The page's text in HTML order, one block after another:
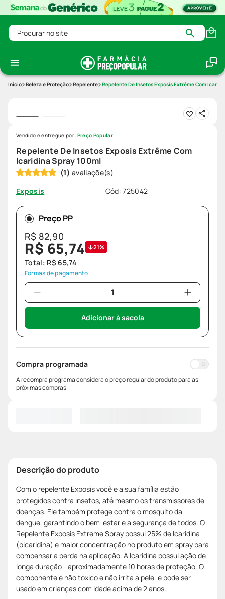
Procurar no site
Beleza e Proteção Repelente Repelente De Insetos Exposis Extrême Com
Repelente De Insetos Exposis Extrême Com
Icaridina Spray 100ml
(1)
Exposis
Cód:725042
Vendido e entregue por: Preço Popular
Preço PP
R$82,90
R$ 65,74 21%
Total: R$ 65,74
Formas de pagamento
Adicionar à sacola
Compra programada
A recompra programa considera o preço regular do produto para as
próximas compras.
Descrição do produto
Com o repelente Exposis você e a sua família estão
protegidos contra insetos, até mesmo os transmissores de
doenças. Ele também protege contra o mosquito da
dengue, garantindo o bem-estar e a segurança de todos. O
Repelente Exposis Extreme Spray possui 25% de Icaridina
(picaridina) e maior concentração no produto em spray para
compensar a perda na aplicação. A Icaridina possui ação de
longa duração - aproximadamente 10 horas de proteção. O
componente é não toxico e não irrita a pele, e pode ser
usado em crianças com idade acima de 2 anos.